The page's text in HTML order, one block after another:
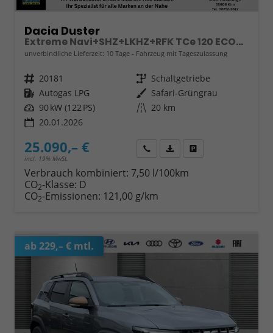
Dacia Duster
Extreme Navi+SHZ+LKHZ+RFK TCe 120 ECO-G
unverbindliche Lieferzeit: 10 Tage Fahrzeug mit Tageszulassung
Fahrzeugnr. 20181 Getriebe Schaltgetriebe
Kraftstoff Autogas LPG Außenfarbe Safari-Grüngrau
Leistung 90 kW (122 PS) Kilometerstand 20 km
20.01.2026
25.090,– €
incl. 19% MwSt.
Wir rufen Sie anFahrzeugexposé (PDF)
Verbrauch kombiniert: 7,50 l/100km
CO2-Klasse: D
CO2-Emissionen: 121,00 g/km
ab 229,– € mtl.